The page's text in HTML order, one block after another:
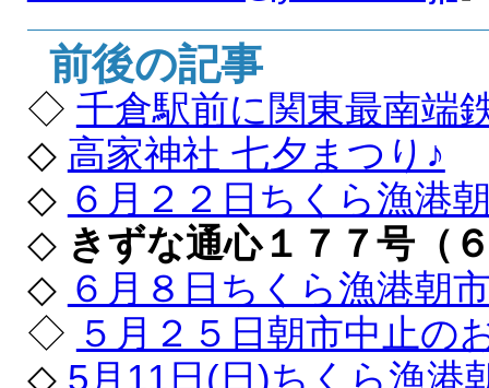
前後の記事
◇ 千倉駅前に関東最南端
◇ 高家神社 七夕まつり♪
◇ ６月２２日ちくら漁港
◇ きずな通心１７７号（
◇ ６月８日ちくら漁港朝
◇ ５月２５日朝市中止の
◇ 5月11日(日)ちくら漁港